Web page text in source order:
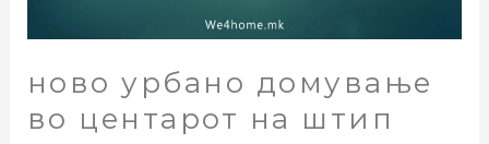
ново урбано домување
во центарот на штип